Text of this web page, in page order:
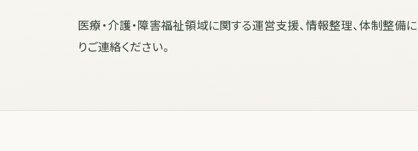
医療・介護・障害福祉領域に関する運営支援、情報整理、体制整備
りご連絡ください。